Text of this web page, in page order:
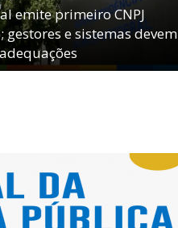
emite primeiro CNPJ
e sistemas devem